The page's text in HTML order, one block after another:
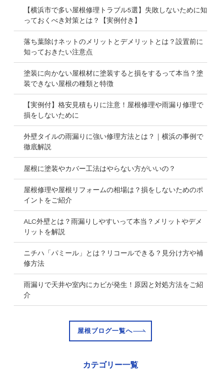
【横浜市で多い屋根修理トラブル5選】失敗しないために知
っておくべき対策とは？【実例付き】
落ち葉除けネットのメリットとデメリットとは？設置前に
知っておきたい注意点
塗装に向かない屋根材に塗装すると損をするって本当？塗
装できない屋根の種類と特徴
【実例付】格安見積もりに注意！屋根修理や雨漏り修理で
損をしないために
外壁タイルの雨漏りに強い修理方法とは？｜横浜の事例で
徹底解説
屋根に塗装やカバー工法はやらない方がいいの？
屋根修理や屋根リフォームの相場は？損をしないためのポ
イントをご紹介
ALC外壁とは？雨漏りしやすいって本当？メリットやデメ
リットを解説
ニチハ「パミール」とは？リコールできる？見分け方や補
修方法
雨漏りで天井や室内にカビが発生！原因と対処方法をご紹
介
屋根ブログ一覧へ
カテゴリー一覧